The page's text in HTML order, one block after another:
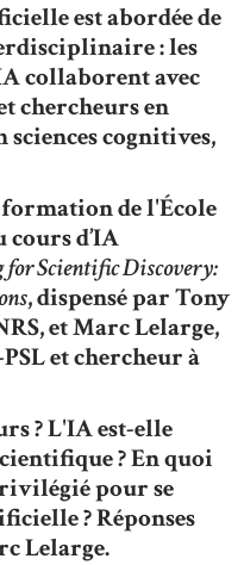
est abordée de
: les
collaborent avec
chercheurs en
cognitives,
formation de l'École
cours d’IA
Scientific Discovery:
, dispensé par Tony
et Marc Lelarge,
et chercheur à
? L'IA est-elle
? En quoi
pour se
? Réponses
Lelarge.